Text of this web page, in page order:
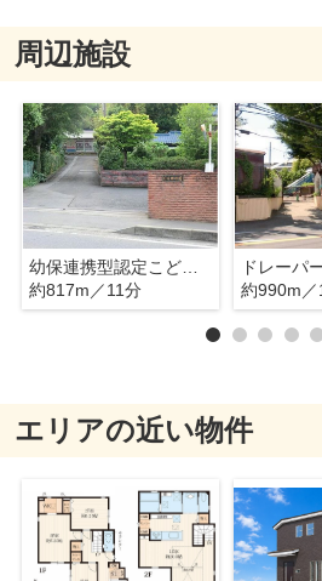
周辺施設
幼保連携型認定こども園にっしん幼稚園
約817m／11分
ドレーパ
約990m／
エリアの近い物件